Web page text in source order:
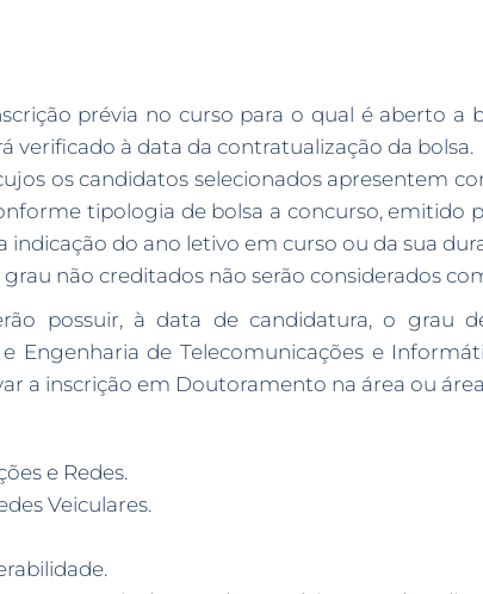
prévia no curso para o qual é aberto a
verificado à data da contratualização da bolsa.
os candidatos selecionados apresentem
tipologia de bolsa a concurso, emitido
do ano letivo em curso ou da sua
não creditados não serão considerados
possuir, à data de candidatura, o grau
Engenharia de Telecomunicações e
a inscrição em Doutoramento na área ou
e Redes.
Veiculares.